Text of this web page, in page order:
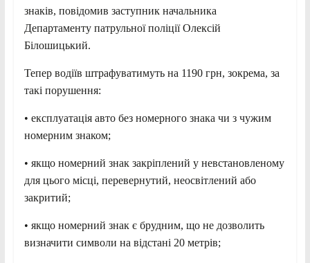
знаків, повідомив заступник начальника
Департаменту патрульної поліції Олексій
Білошицький.
Тепер водіїв штрафуватимуть на 1190 грн, зокрема, за
такі порушення:
• експлуатація авто без номерного знака чи з чужим
номерним знаком;
• якщо номерний знак закріплений у невстановленому
для цього місці, перевернутий, неосвітлений або
закритий;
• якщо номерний знак є брудним, що не дозволить
визначити символи на відстані 20 метрів;